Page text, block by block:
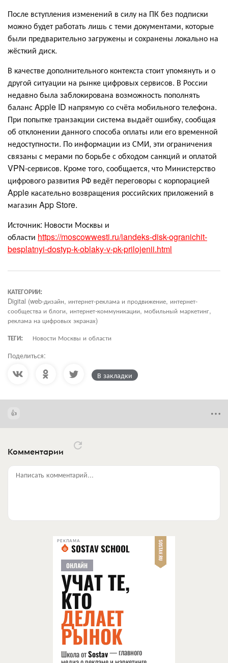
После вступления изменений в силу на ПК без подписки
можно будет работать лишь с теми документами, которые
были предварительно загружены и сохранены локально на
жёсткий диск.
В качестве дополнительного контекста стоит упомянуть и о
другой ситуации на рынке цифровых сервисов. В России
недавно была заблокирована возможность пополнять
баланс Apple ID напрямую со счёта мобильного телефона.
При попытке транзакции система выдаёт ошибку, сообщая
об отклонении данного способа оплаты или его временной
недоступности. По информации из СМИ, эти ограничения
связаны с мерами по борьбе с обходом санкций и оплатой
VPN-сервисов. Кроме того, сообщается, что Министерство
цифрового развития РФ ведёт переговоры с корпорацией
Apple касательно возвращения российских приложений в
магазин App Store.
Источник: Новости Москвы и
области https://moscowwesti.ru/iandeks-disk-ogranichit-
besplatnyi-dostyp-k-oblaky-v-pk-prilojenii.html
КАТЕГОРИИ:
Digital (web-дизайн, интернет-реклама и продвижение, интернет-
сообщества и блоги, интернет-коммуникации, мобильный маркетинг,
реклама на цифровых экранах)
ТЕГИ:
Новости Москвы и области
Поделиться:
В закладки
Комментарии
Написать комментарий...
РЕКЛАМА